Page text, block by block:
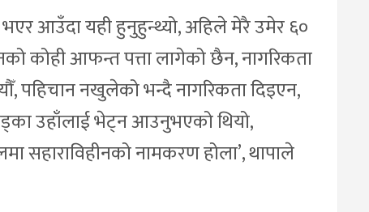
भएर आउँदा यही हुनुहुन्थ्यो, अहिले मेरै उमेर ६०
कोही आफन्त पत्ता लागेको छैन, नागरिकता
पहिचान नखुलेको भन्दै नागरिकता दिइएन,
उहाँलाई भेट्न आउनुभएको थियो,
सहाराविहीनको नामकरण होला’, थापाले